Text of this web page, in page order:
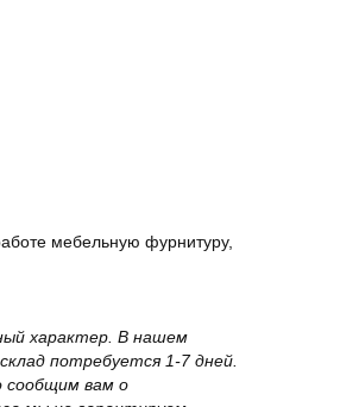
мебельную фурнитуру,
характер. В нашем
потребуется 1-7 дней.
сообщим вам о